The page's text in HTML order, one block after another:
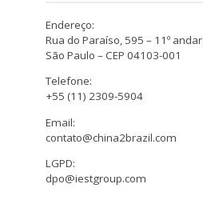
Endereço:
Rua do Paraíso, 595 – 11º andar
São Paulo – CEP 04103-001
Telefone:
+55 (11) 2309-5904
Email:
contato@china2brazil.com
LGPD:
dpo@iestgroup.com